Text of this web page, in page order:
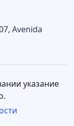
Avenida
указание